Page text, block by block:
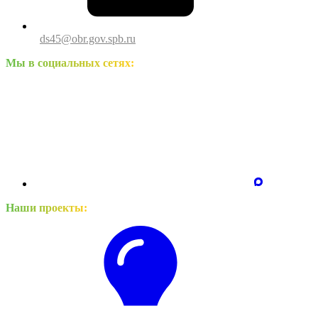
ds45@obr.gov.spb.ru
Мы в социальных сетях:
Наши проекты: